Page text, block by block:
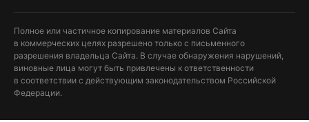
Полное или частичное копирование материалов Сайта
в коммерческих целях разрешено только с письменного
разрешения владельца Сайта. В случае обнаружения нарушений,
виновные лица могут быть привлечены к ответственности
в соответствии с действующим законодательством Российской
Федерации.